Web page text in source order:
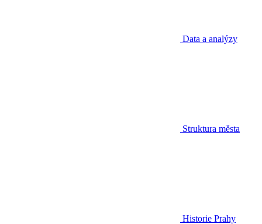
Data a analýzy
Struktura města
Historie Prahy